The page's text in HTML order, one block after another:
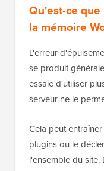
Qu'est-ce
la mémoire
L'erreur
se produit
essaie d'utiliser
serveur ne le
Cela peut
plugins ou le
l'ensemble du